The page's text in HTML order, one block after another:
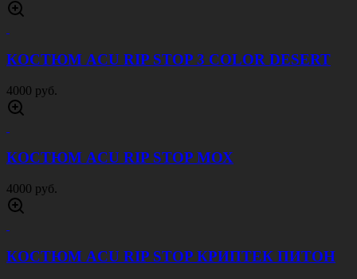
КОСТЮМ ACU RIP STOP 3 COLOR DESERT
4000 руб.
КОСТЮМ ACU RIP STOP МОХ
4000 руб.
КОСТЮМ ACU RIP STOP КРИПТЕК ПИТОН